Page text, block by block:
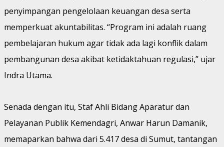
penyimpangan pengelolaan keuangan desa serta
memperkuat akuntabilitas. “Program ini adalah ruang
pembelajaran hukum agar tidak ada lagi konflik dalam
pembangunan desa akibat ketidaktahuan regulasi,” ujar
Indra Utama.
Senada dengan itu, Staf Ahli Bidang Aparatur dan
Pelayanan Publik Kemendagri, Anwar Harun Damanik,
memaparkan bahwa dari 5.417 desa di Sumut, tantangan